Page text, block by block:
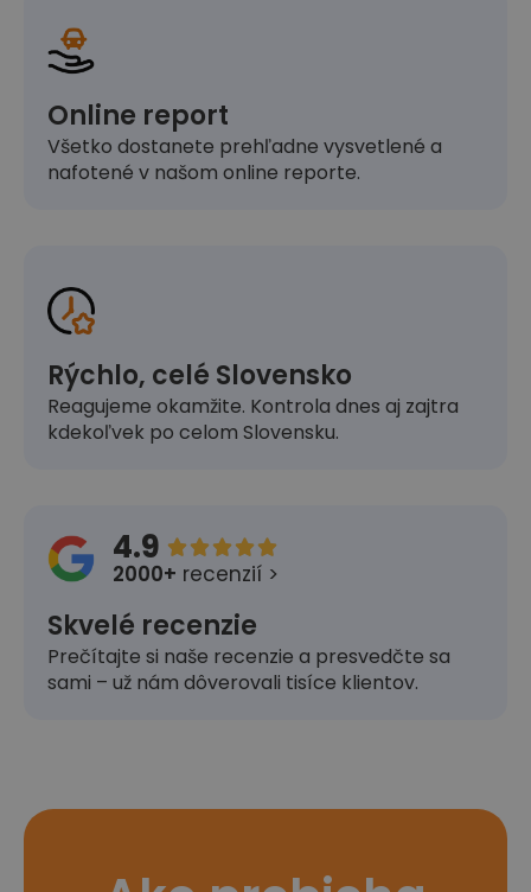
Online report
Všetko dostanete prehľadne vysvetlené a
nafotené v našom online reporte.
Rýchlo, celé Slovensko
Reagujeme okamžite. Kontrola dnes aj zajtra
kdekoľvek po celom Slovensku.
4.9 
2000+ recenzií >
Skvelé recenzie
Prečítajte si naše recenzie a presvedčte sa
sami – už nám dôverovali tisíce klientov.